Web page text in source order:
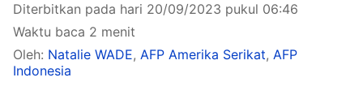
Diterbitkan pada hari 20/09/2023 pukul 06:46
Waktu baca 2 menit
Oleh: Natalie WADE, AFP Amerika Serikat, AFP
Indonesia